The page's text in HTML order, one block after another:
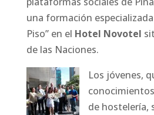
una formación
Piso” en el Hotel Novotel
de las Naciones.
Los jóvenes,
de hostelería,